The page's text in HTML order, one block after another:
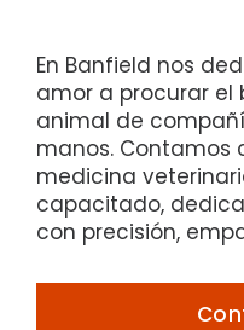
En Banfield nos
amor a procurar
animal de
manos. Contamos
medicina
capacitado,
con precisión,